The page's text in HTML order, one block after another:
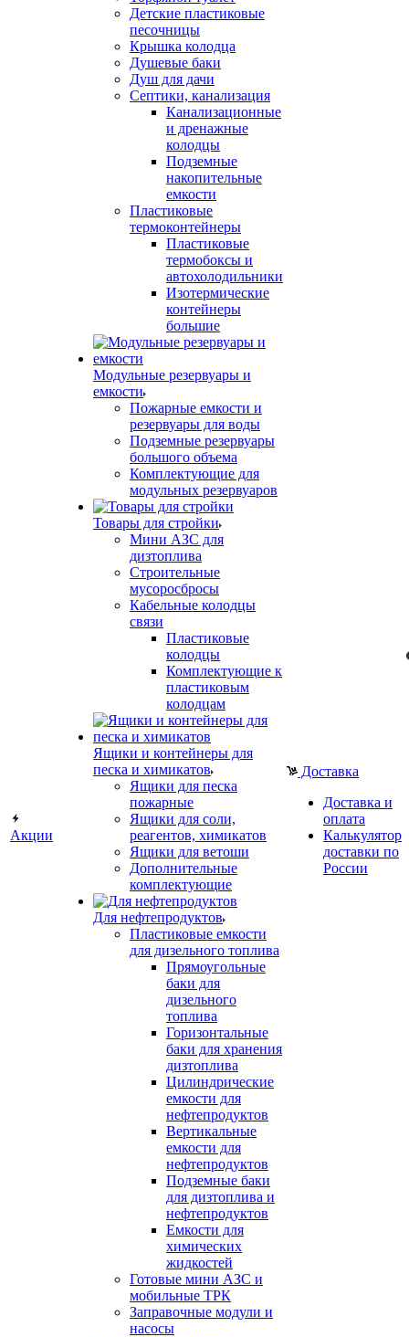
Акции
Детские пластиковые
песочницы
Крышка колодца
Душевые баки
Душ для дачи
Септики, канализация
Канализационные
и дренажные
колодцы
Подземные
накопительные
емкости
Пластиковые
термоконтейнеры
Пластиковые
термобоксы и
автохолодильники
Изотермические
контейнеры
большие
Модульные резервуары и
емкости
Пожарные емкости и
резервуары для воды
Подземные резервуары
большого объема
Комплектующие для
модульных резервуаров
Товары для стройки
Мини АЗС для
дизтоплива
Строительные
мусоросбросы
Кабельные колодцы
связи
Пластиковые
колодцы
Комплектующие к
пластиковым
колодцам
Ящики и контейнеры для
песка и химикатов
Ящики для песка
пожарные
Ящики для соли,
реагентов, химикатов
Ящики для ветоши
Дополнительные
комплектующие
Для нефтепродуктов
Пластиковые емкости
для дизельного топлива
Прямоугольные
баки для
дизельного
топлива
Горизонтальные
баки для хранения
дизтоплива
Цилиндрические
емкости для
нефтепродуктов
Вертикальные
емкости для
нефтепродуктов
Подземные баки
для дизтоплива и
нефтепродуктов
Емкости для
химических
жидкостей
Готовые мини АЗС и
мобильные ТРК
Заправочные модули и
насосы
Доставка
Доставка и
оплата
Калькулятор
доставки по
России